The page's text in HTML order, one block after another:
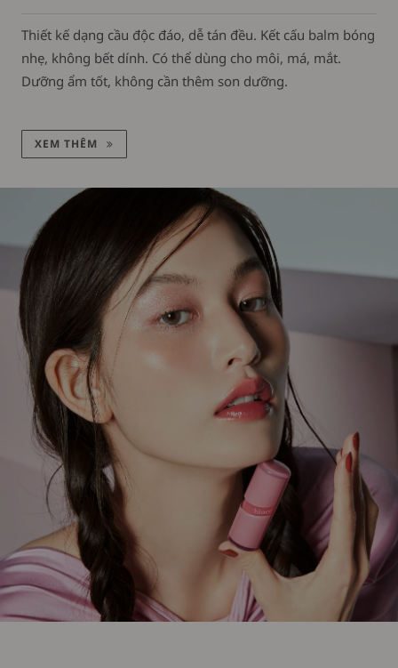
Thiết kế dạng cầu độc đáo, dễ tán đều. Kết cấu balm bóng
nhẹ, không bết dính. Có thể dùng cho môi, má, mắt.
Dưỡng ẩm tốt, không cần thêm son dưỡng.
XEM THÊM